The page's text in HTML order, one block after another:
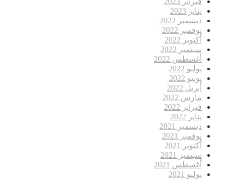
يناير 2023
ديسمبر 2022
نوفمبر 2022
أكتوبر 2022
سبتمبر 2022
أغسطس 2022
يوليو 2022
يونيو 2022
أبريل 2022
مارس 2022
فبراير 2022
يناير 2022
ديسمبر 2021
نوفمبر 2021
أكتوبر 2021
سبتمبر 2021
أغسطس 2021
يوليو 2021